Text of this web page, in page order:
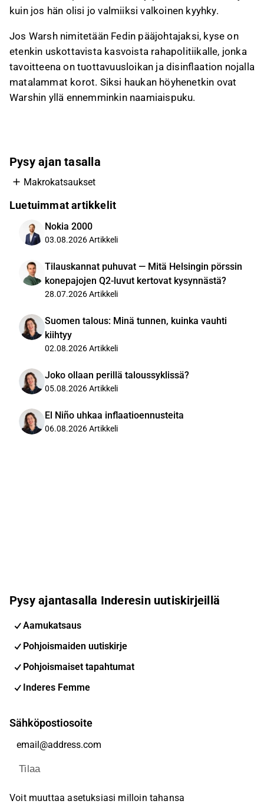
kuin jos hän olisi jo valmiiksi valkoinen kyyhky.
Jos Warsh nimitetään Fedin pääjohtajaksi, kyse on
etenkin uskottavista kasvoista rahapolitiikalle, jonka
tavoitteena on tuottavuusloikan ja disinflaation nojalla
matalammat korot. Siksi haukan höyhenetkin ovat
Warshin yllä ennemminkin naamiaispuku.
Pysy ajan tasalla
Makrokatsaukset
Luetuimmat artikkelit
Nokia 2000
03.08.2026Artikkeli
Tilauskannat puhuvat — Mitä Helsingin pörssin
konepajojen Q2-luvut kertovat kysynnästä?
28.07.2026Artikkeli
Suomen talous: Minä tunnen, kuinka vauhti
kiihtyy
02.08.2026Artikkeli
Joko ollaan perillä taloussyklissä?
05.08.2026Artikkeli
El Niño uhkaa inflaatioennusteita
06.08.2026Artikkeli
Pysy ajantasalla Inderesin uutiskirjeillä
Aamukatsaus
Pohjoismaiden uutiskirje
Pohjoismaiset tapahtumat
Inderes Femme
Sähköpostiosoite
Tilaa
Voit muuttaa asetuksiasi milloin tahansa